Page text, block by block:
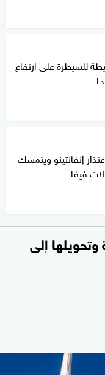
للسيطرة على ارتفاع
إنفانتينو ويتمسك
فيفا
إلى